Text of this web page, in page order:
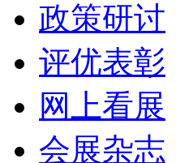
政策研讨
评优表彰
网上看展
会展杂志